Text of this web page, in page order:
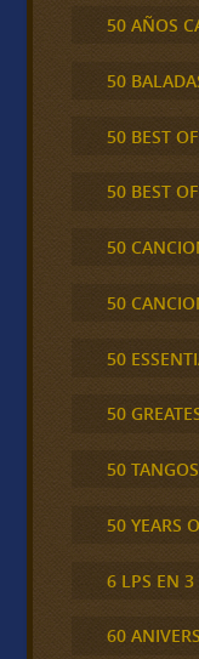
50 AÑOS
50
50 BEST OF
50 BEST
50
50
50
50
50
50 YEARS
6 LPS EN 3
60